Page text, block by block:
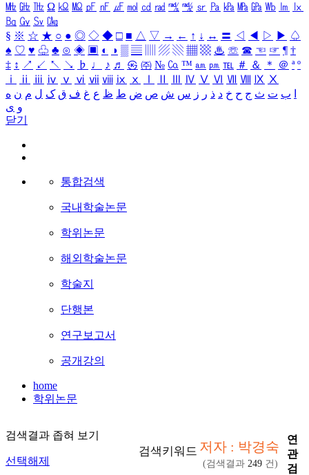
㎒ ㎓ ㎔ Ω ㏀ ㏁ ㎊ ㎋ ㎌ ㏖ ㏅ ㎭ ㎮ ㎯ ㏛ ㎩ ㎪ ㎫ ㎬ ㏝ ㏐
㏓
㏃ ㏉ ㏜ ㏆
§ ※ ☆ ★ ○ ● ◎ ◇ ◆ □ ■ △ ▽ → ← ↑ ↓ ↔ 〓 ◁ ◀ ▷ ▶ ♤
♠ ♡ ♥ ♧ ♣ ⊙ ◈ ▣ ◐ ◑ ▒ ▤ ▨ ▧ ▦ ▩ ♨ ☏ ☎ ☜ ☞ ¶ †
‡ ↕ ↗ ↙ ↖ ↘ ♭ ♩ ♪ ♬ ㉿ ㈜ № ㏇ ™ ㏂ ㏘ ℡ ＃ ＆ ＊ ＠ ª º
ⅰ
ⅱ ⅲ ⅳ ⅴ ⅵ ⅶ ⅷ ⅸ ⅹ Ⅳ Ⅴ Ⅵ Ⅶ Ⅷ Ⅸ Ⅹ
ب ت ث ج ح خ د ذ ر ز س ش ص ض ط ظ ع غ ف ق ک ل م ن ه
و ی
닫기
통합검색
국내학술논문
학위논문
해외학술논문
학술지
단행본
연구보고서
공개강의
home
학위논문
검색결과 좁혀 보기
선택해제
검색키워드 저자 : 박경숙
(검색결과 249 건)
연
관
검